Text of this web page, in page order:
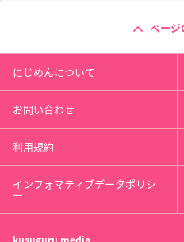
ページ
にじめんについて
お問い合わせ
利用規約
インフォマティブデータポリシ
ー
kusuguru media